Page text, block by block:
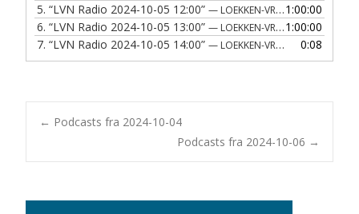
5. “LVN Radio 2024-10-05 12:00” — LOEKKEN-VRAA NAERRADIO
1:00:00
6. “LVN Radio 2024-10-05 13:00” — LOEKKEN-VRAA NAERRADIO
1:00:00
7. “LVN Radio 2024-10-05 14:00” — LOEKKEN-VRAA NAERRADIO 0:08
Post
← Podcasts fra 2024-10-04
Podcasts fra 2024-10-06 →